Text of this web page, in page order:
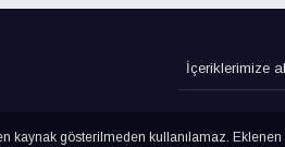
kaynak gösterilmeden kullanılamaz. Eklenen